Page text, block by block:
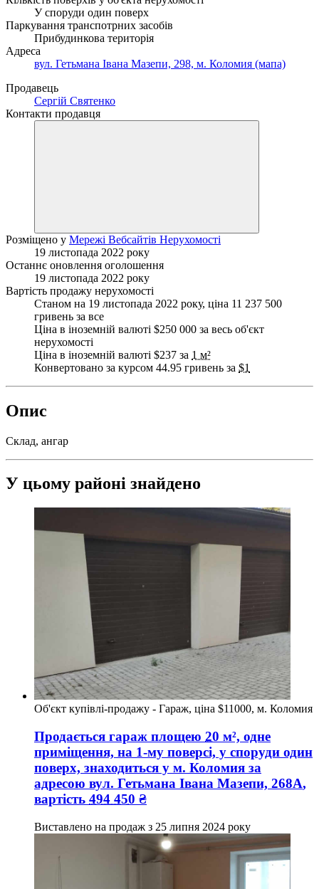
У споруди один поверх
Паркування транспотрних засобів
Прибудинкова територія
Адреса
вул. Гетьмана Івана Мазепи, 298, м. Коломия (мапа)
Продавець
Сергій Святенко
Контакти продавця
Розміщено у Мережі Вебсайтів Нерухомості
19 листопада 2022 року
Останнє оновлення оголошення
19 листопада 2022 року
Вартість продажу нерухомості
Станом на 19 листопада 2022 року, ціна 11 237 500
гривень за все
Ціна в іноземній валюті $250 000 за весь об'єкт
нерухомості
Ціна в іноземній валюті $237 за 1 м²
Конвертовано за курсом 44.95 гривень за $1
Опис
Склад, ангар
У цьому районі знайдено
Об'єкт купівлі-продажу - Гараж, ціна $11000, м. Коломия
Продається гараж площею 20 м², одне
приміщення, на 1-му поверсі, у споруди один
поверх, знаходиться у м. Коломия за
адресою вул. Гетьмана Івана Мазепи, 268А,
вартість 494 450 ₴
Виставлено на продаж з 25 липня 2024 року